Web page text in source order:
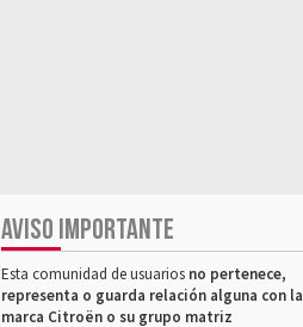
AVISO IMPORTANTE
Esta comunidad de usuarios no pertenece,
representa o guarda relación alguna con la
marca Citroën o su grupo matriz